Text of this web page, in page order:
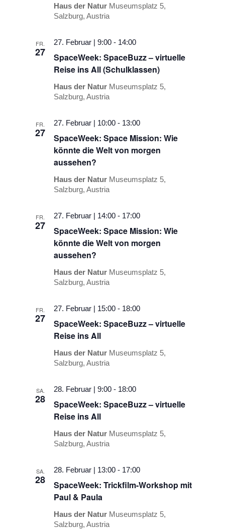
Haus der Natur Museumsplatz 5,
Salzburg, Austria
FR.
27
SpaceWeek: SpaceBuzz – virtuelle
Reise ins All (Schulklassen)
27. Februar | 9:00 - 14:00
Haus der Natur Museumsplatz 5,
Salzburg, Austria
FR.
27
SpaceWeek: Space Mission: Wie
könnte die Welt von morgen
aussehen?
27. Februar | 10:00 - 13:00
Haus der Natur Museumsplatz 5,
Salzburg, Austria
FR.
27
SpaceWeek: Space Mission: Wie
könnte die Welt von morgen
aussehen?
27. Februar | 14:00 - 17:00
Haus der Natur Museumsplatz 5,
Salzburg, Austria
FR.
27
SpaceWeek: SpaceBuzz – virtuelle
Reise ins All
27. Februar | 15:00 - 18:00
Haus der Natur Museumsplatz 5,
Salzburg, Austria
SA.
28
SpaceWeek: SpaceBuzz – virtuelle
Reise ins All
28. Februar | 9:00 - 18:00
Haus der Natur Museumsplatz 5,
Salzburg, Austria
SA.
28
SpaceWeek: Trickfilm-Workshop mit
Paul & Paula
28. Februar | 13:00 - 17:00
Haus der Natur Museumsplatz 5,
Salzburg, Austria